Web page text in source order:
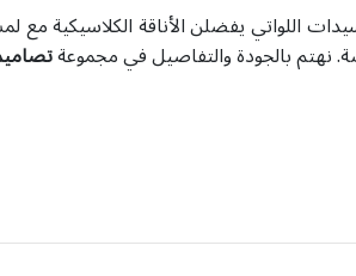
اللواتي يفضلن الأناقة الكلاسيكية
نهتم بالجودة والتفاصيل في مجموعة